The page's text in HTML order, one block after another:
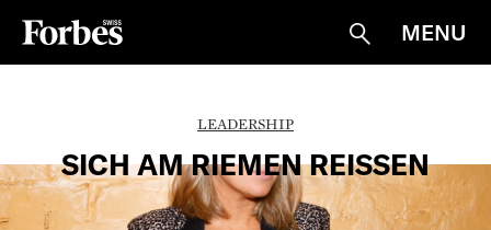
Suche
MENU
LEADERSHIP
SICH AM RIEMEN REISSEN